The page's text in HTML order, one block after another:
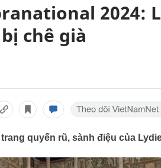
2024:
chê già
quyến rũ, sành điệu của